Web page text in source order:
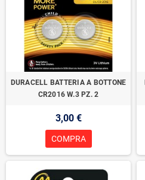
DURACELL BATTERIA A BOTTONE
CR2016 W.3 PZ. 2
3,00 €
COMPRA